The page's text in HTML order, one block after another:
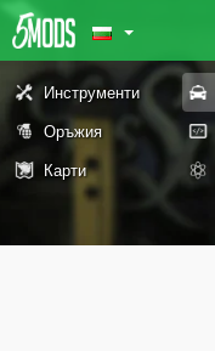
Инструменти
Оръжия
Карти